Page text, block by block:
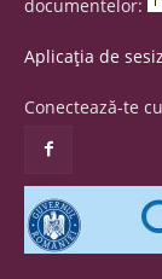
documentelor:
Aplicația de
Conectează-te